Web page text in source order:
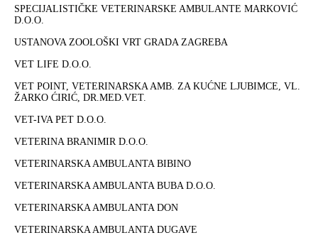
SPECIJALISTIČKE VETERINARSKE AMBULANTE MARKOVIĆ
D.O.O.
USTANOVA ZOOLOŠKI VRT GRADA ZAGREBA
VET LIFE D.O.O.
VET POINT, VETERINARSKA AMB. ZA KUĆNE LJUBIMCE, VL.
ŽARKO ĆIRIĆ, DR.MED.VET.
VET-IVA PET D.O.O.
VETERINA BRANIMIR D.O.O.
VETERINARSKA AMBULANTA BIBINO
VETERINARSKA AMBULANTA BUBA D.O.O.
VETERINARSKA AMBULANTA DON
VETERINARSKA AMBULANTA DUGAVE